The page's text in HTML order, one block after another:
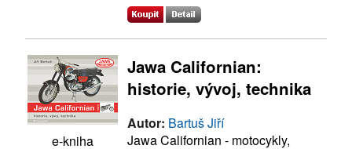
e-kniha
Jawa Californian:
historie, vývoj, technika
Autor: Bartuš Jiří
Jawa Californian - motocykly,